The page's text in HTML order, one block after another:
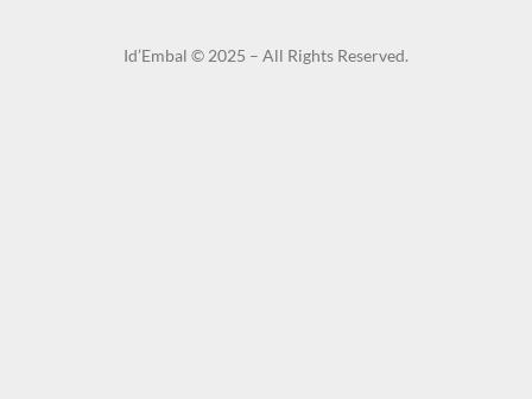
Id’Embal © 2025 – All Rights Reserved.​